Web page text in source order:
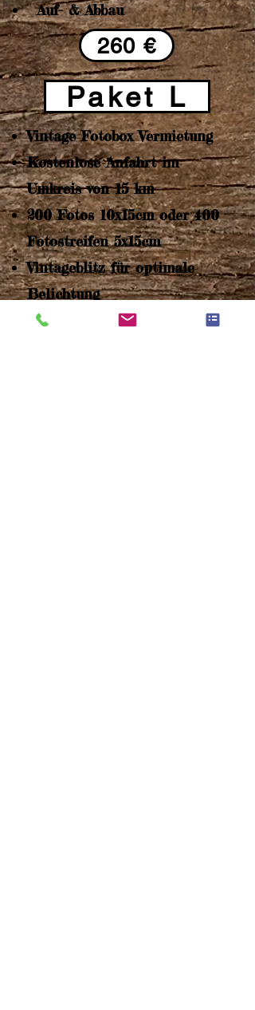
Auf- & Abbau
260 €
Paket L
Vintage Fotobox Vermietung
Kostenlose Anfahrt im
Umkreis von 15 km
200 Fotos 10x15cm oder 400
Fotostreifen 5x15cm
Vintageblitz für optimale
Belichtung
Onlinegalerie inklusive